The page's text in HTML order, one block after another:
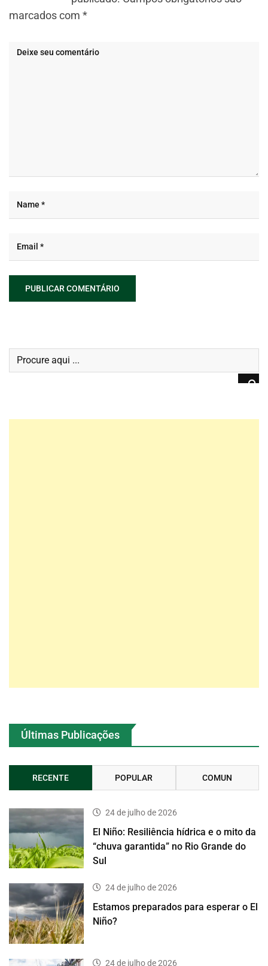
marcados com *
Últimas Publicações
RECENTE POPULAR COMUN
24 de julho de 2026
El Niño: Resiliência hídrica e o mito da
“chuva garantida” no Rio Grande do
Sul
24 de julho de 2026
Estamos preparados para esperar o El
Niño?
24 de julho de 2026